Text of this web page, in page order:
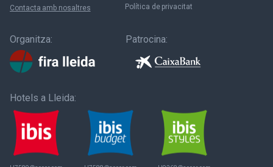
Contacta amb nosaltres
Política de privacitat
Organitza: Patrocina:
Hotels a Lleida: